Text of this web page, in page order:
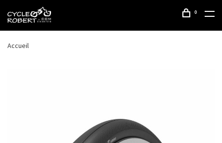
0
Accueil